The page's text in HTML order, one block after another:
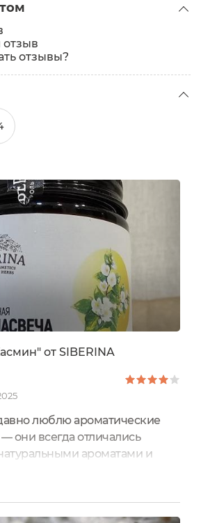
отзывы?
от SIBERINA
люблю ароматические
они всегда отличались
ароматами и
атмосферу в спальне и
Этот аромат обещал